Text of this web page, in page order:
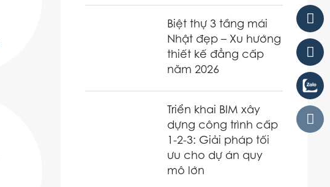
Biệt thự 3 tầng mái
Nhật đẹp – Xu hướng
thiết kế đẳng cấp
năm 2026
Triển khai BIM xây
dựng công trình cấp
1-2-3: Giải pháp tối
ưu cho dự án quy
mô lớn